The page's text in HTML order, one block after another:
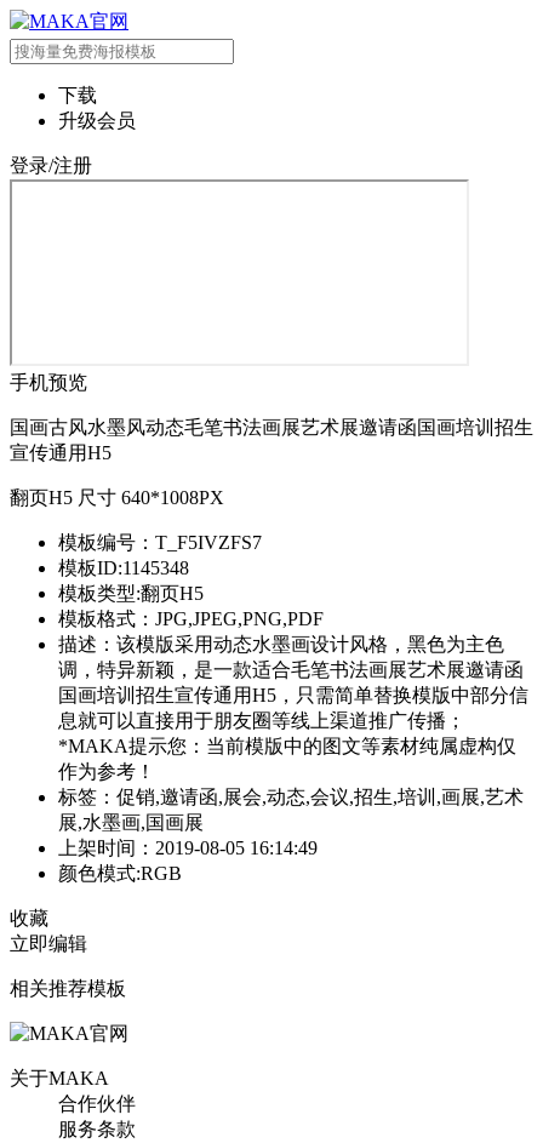
下载
升级会员
登录/注册
手机预览
国画古风水墨风动态毛笔书法画展艺术展邀请函国画培训招生
宣传通用H5
翻页H5 尺寸 640*1008PX
模板编号：T_F5IVZFS7
模板ID:1145348
模板类型:翻页H5
模板格式：JPG,JPEG,PNG,PDF
描述：该模版采用动态水墨画设计风格，黑色为主色
调，特异新颖，是一款适合毛笔书法画展艺术展邀请函
国画培训招生宣传通用H5，只需简单替换模版中部分信
息就可以直接用于朋友圈等线上渠道推广传播；
*MAKA提示您：当前模版中的图文等素材纯属虚构仅
作为参考！
标签：促销,邀请函,展会,动态,会议,招生,培训,画展,艺术
展,水墨画,国画展
上架时间：2019-08-05 16:14:49
颜色模式:RGB
收藏
立即编辑
相关推荐模板
关于MAKA
合作伙伴
服务条款